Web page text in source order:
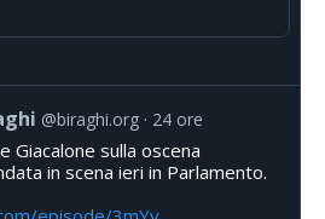
@biraghi.org 24 ore
Giacalone sulla oscena
in scena ieri in Parlamento.